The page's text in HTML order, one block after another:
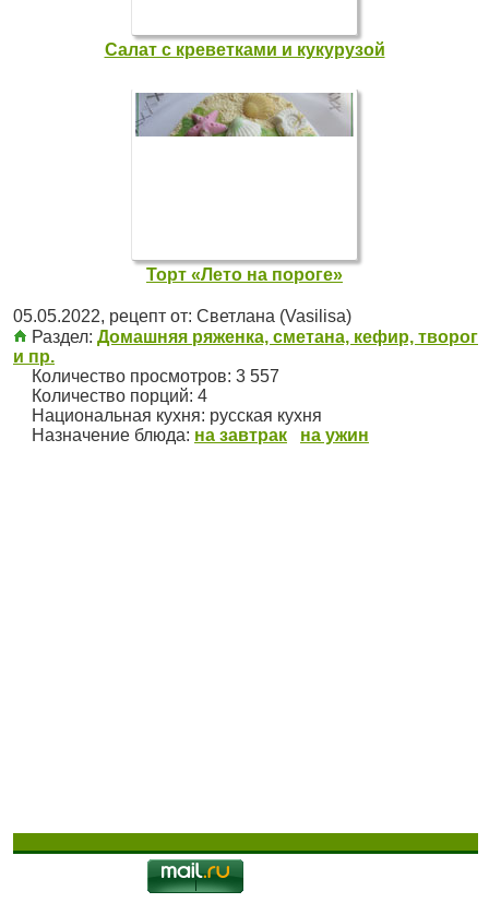
Салат с креветками и кукурузой
Торт «Лето на пороге»
05.05.2022, рецепт от: Светлана (Vasilisa)
Раздел: Домашняя ряженка, сметана, кефир, творог
и пр.
Количество просмотров: 3 557
Количество порций: 4
Национальная кухня: русская кухня
Назначение блюда: на завтрак на ужин